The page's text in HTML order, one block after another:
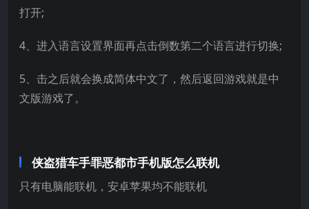
打开;
4、进入语言设置界面再点击倒数第二个语言进行切换;
5、击之后就会换成简体中文了，然后返回游戏就是中
文版游戏了。
侠盗猎车手罪恶都市手机版怎么联机
只有电脑能联机，安卓苹果均不能联机